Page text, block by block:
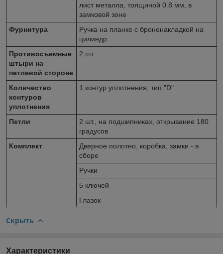
лист металла, толщиной 0.8 мм, в
замковой зоне
Фурнитура
Ручка на планке с броненакладкой на
цилиндр
Противосъемные
штыри на
петлевой стороне
2 шт.
Количество
контуров
уплотнения
1 контур уплотнения, тип "D"
Петли
2 шт., на подшипниках, открывание 180
градусов
Комплект
Дверное полотно, коробка, замки - в
сборе
Ручки
5 ключей
Глазок
Скрыть
Характеристики